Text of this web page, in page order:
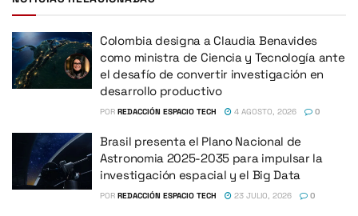
Colombia designa a Claudia Benavides
como ministra de Ciencia y Tecnología ante
el desafío de convertir investigación en
desarrollo productivo
POR REDACCIÓN ESPACIO TECH 4 AGOSTO, 2026 0
Brasil presenta el Plano Nacional de
Astronomia 2025-2035 para impulsar la
investigación espacial y el Big Data
POR REDACCIÓN ESPACIO TECH 23 JULIO, 2026 0